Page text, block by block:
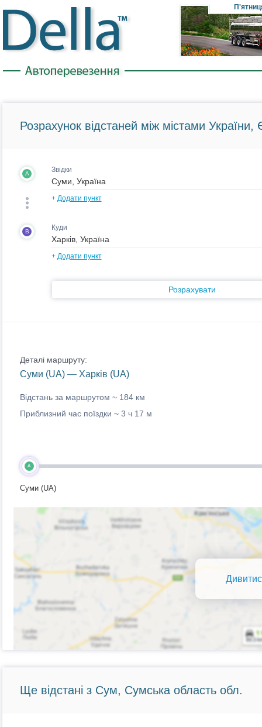
Розрахунок відстаней між містами України,
A Звідки
+ Додати пункт
B Куди
+ Додати пункт
Розрахувати
Деталі маршруту:
Суми (UA) — Харків (UA)
Відстань за маршрутом ~ 184 км
Приблизний час поїздки ~ 3 ч 17 м
A
Суми (UA)
Ще відстані з Сум, Сумська область обл.